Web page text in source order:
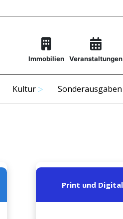
Immobilien Veranstaltungen
Kultur Sonderausgaben